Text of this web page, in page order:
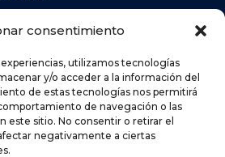
consentimiento
utilizamos tecnologías
y/o acceder a la información del
de estas tecnologías nos permitirá
de navegación o las
este sitio. No consentir o retirar el
negativamente a ciertas
(UE)